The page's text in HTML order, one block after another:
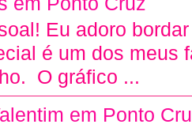
Eu adoro
é um dos meus
O gráfico ...
em Ponto